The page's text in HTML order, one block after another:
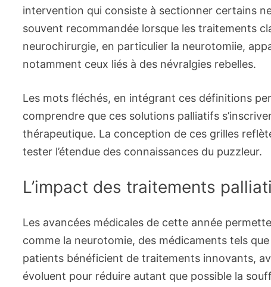
intervention qui consiste à sectionner certains
souvent recommandée lorsque les traitements
neurochirurgie, en particulier la neurotomiie,
notamment ceux liés à des névralgies rebelles.
Les mots fléchés, en intégrant ces définitions
comprendre que ces solutions palliatifs
thérapeutique. La conception de ces grilles
tester l’étendue des connaissances du puzzleur.
L’impact des traitements
Les avancées médicales de cette année
comme la neurotomie, des médicaments tels
patients bénéficient de traitements innovants,
évoluent pour réduire autant que possible la